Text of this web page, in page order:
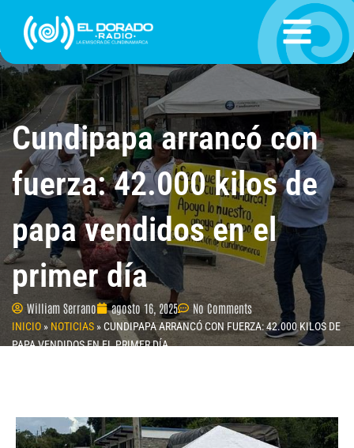
contenido
Cundipapa arrancó con
fuerza: 42.000 kilos de
papa vendidos en el
primer día
William Serrano agosto 16, 2025 No Comments
INICIO» NOTICIAS»CUNDIPAPA ARRANCÓ CON FUERZA: 42.000 KILOS DE
PAPA VENDIDOS EN EL PRIMER DÍA